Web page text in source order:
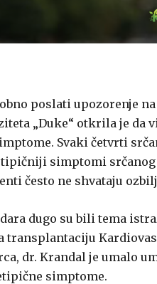
poslati upozorenje
„Duke“ otkrila je da
Svaki četvrti
simptomi
često ne shvataju
dugo su bili tema
transplantaciju
dr. Krandal je umalo
simptome.